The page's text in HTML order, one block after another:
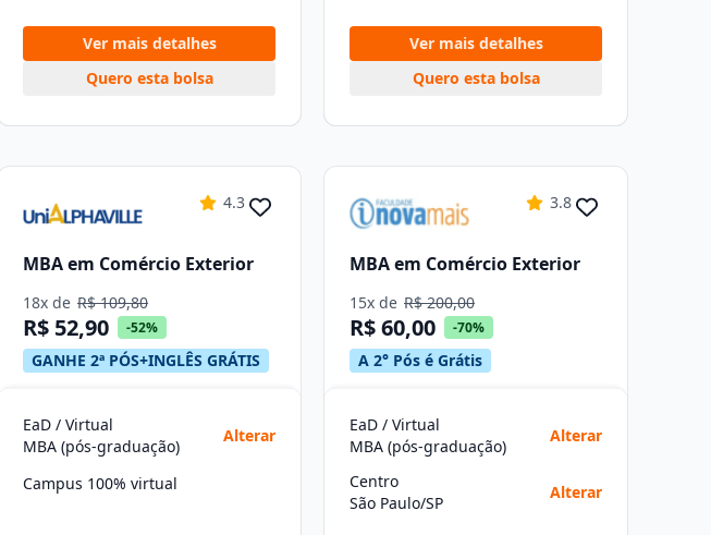
Ver mais detalhes
Quero esta bolsa
Ver mais detalhes
Quero esta bolsa
4.3
MBA em Comércio Exterior
18x de R$ 109,80
R$ 52,90 -52%
GANHE 2ª PÓS+INGLÊS GRÁTIS
EaD / Virtual
MBA (pós-graduação)
Alterar
Campus 100% virtual
3.8
MBA em Comércio Exterior
15x de R$ 200,00
R$ 60,00 -70%
A 2° Pós é Grátis
EaD / Virtual
MBA (pós-graduação)
Alterar
Centro
São Paulo/SP
Alterar